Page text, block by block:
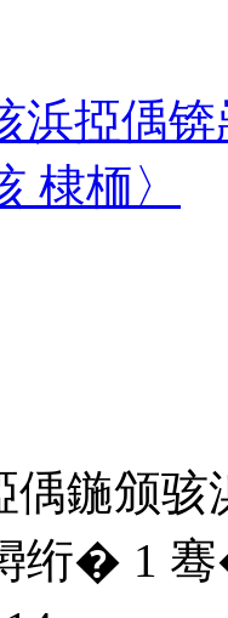
浜掗偊
棣栭〉
偊鍦颁
绗� 1